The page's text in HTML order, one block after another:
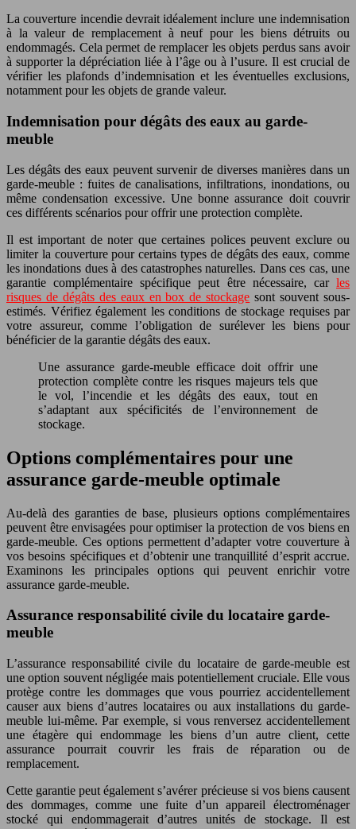
La couverture incendie devrait idéalement inclure une indemnisation
à la valeur de remplacement à neuf pour les biens détruits ou
endommagés. Cela permet de remplacer les objets perdus sans avoir
à supporter la dépréciation liée à l’âge ou à l’usure. Il est crucial de
vérifier les plafonds d’indemnisation et les éventuelles exclusions,
notamment pour les objets de grande valeur.
Indemnisation pour dégâts des eaux au garde-
meuble
Les dégâts des eaux peuvent survenir de diverses manières dans un
garde-meuble : fuites de canalisations, infiltrations, inondations, ou
même condensation excessive. Une bonne assurance doit couvrir
ces différents scénarios pour offrir une protection complète.
Il est important de noter que certaines polices peuvent exclure ou
limiter la couverture pour certains types de dégâts des eaux, comme
les inondations dues à des catastrophes naturelles. Dans ces cas, une
garantie complémentaire spécifique peut être nécessaire, car les
risques de dégâts des eaux en box de stockage sont souvent sous-
estimés. Vérifiez également les conditions de stockage requises par
votre assureur, comme l’obligation de surélever les biens pour
bénéficier de la garantie dégâts des eaux.
Une assurance garde-meuble efficace doit offrir une
protection complète contre les risques majeurs tels que
le vol, l’incendie et les dégâts des eaux, tout en
s’adaptant aux spécificités de l’environnement de
stockage.
Options complémentaires pour une
assurance garde-meuble optimale
Au-delà des garanties de base, plusieurs options complémentaires
peuvent être envisagées pour optimiser la protection de vos biens en
garde-meuble. Ces options permettent d’adapter votre couverture à
vos besoins spécifiques et d’obtenir une tranquillité d’esprit accrue.
Examinons les principales options qui peuvent enrichir votre
assurance garde-meuble.
Assurance responsabilité civile du locataire garde-
meuble
L’assurance responsabilité civile du locataire de garde-meuble est
une option souvent négligée mais potentiellement cruciale. Elle vous
protège contre les dommages que vous pourriez accidentellement
causer aux biens d’autres locataires ou aux installations du garde-
meuble lui-même. Par exemple, si vous renversez accidentellement
une étagère qui endommage les biens d’un autre client, cette
assurance pourrait couvrir les frais de réparation ou de
remplacement.
Cette garantie peut également s’avérer précieuse si vos biens causent
des dommages, comme une fuite d’un appareil électroménager
stocké qui endommagerait d’autres unités de stockage. Il est